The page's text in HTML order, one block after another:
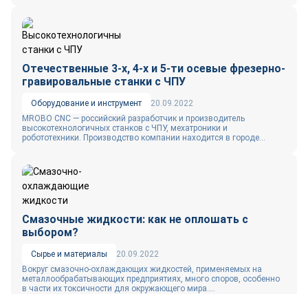
Отечественные 3-х, 4-х и 5-ти осевые фрезерно-
гравировальные станки с ЧПУ
Оборудование и инструмент
20.09.2022
MROBO CNC — российский разработчик и производитель
высокотехнологичных станков с ЧПУ, мехатроники и
робототехники. Производство компании находится в городе...
Смазочные жидкости: как не оплошать с
выбором?
Сырье и материалы
20.09.2022
Вокруг смазочно-охлаждающих жидкостей, применяемых на
металлообрабатывающих предприятиях, много споров, особенно
в части их токсичности для окружающего мира....